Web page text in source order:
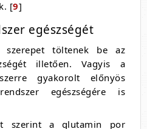
[9]
egészségét
töltenek be az
illetően. Vagyis a
gyakorolt előnyös
egészségére is
szerint a glutamin por